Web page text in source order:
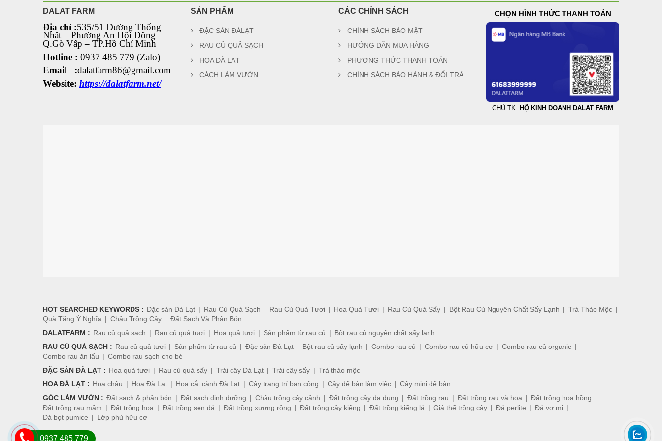
DALAT FARM
Địa chỉ :535/51 Đường Thống
Nhất – Phường An Hội Đông–
Q.Gò Vấp – TP.Hồ Chí Minh
Hotline : 0937 485 779 (Zalo)
Email :dalatfarm86@gmail.com
Website: https://dalatfarm.net/
SẢN PHẨM
ĐẶC SẢN ĐÀLẠT
RAU CỦ QUẢ SẠCH
HOA ĐÀ LẠT
CÁCH LÀM VƯỜN
CÁC CHÍNH SÁCH
CHÍNH SÁCH BẢO MẬT
HƯỚNG DẪN MUA HÀNG
PHƯƠNG THỨC THANH TOÁN
CHÍNH SÁCH BẢO HÀNH & ĐỔI TRẢ
CHỌN HÌNH THỨC THANH TOÁN
CHỦ TK: HỘ KINH DOANH DALAT FARM
HOT SEARCHED KEYWORDS : Đặc sản Đà Lạt Rau Củ Quả Sạch Rau Củ Quả Tươi Hoa Quả Tươi Rau Củ Quả Sấy Bột Rau Củ Nguyên Chất Sấy Lạnh
Trà Thảo Mộc
Quà Tặng Ý Nghĩa
Chậu Trồng Cây
Đất Sạch Và Phân Bón
DALATFARM : Rau củ quả sạch Rau củ quả tươi Hoa quả tươi Sản phẩm từ rau củ
Bột rau củ nguyên chất sấy lạnh
RAU CỦ QUẢ SẠCH : Rau củ quả tươi Sản phẩm từ rau củ Đặc sản Đà Lạt Bột rau củ sấy lạnh Combo rau củ Combo rau củ hữu cơ
Combo rau củ organic
Combo rau ăn lẩu
Combo rau sạch cho bé
ĐẶC SẢN ĐÀ LẠT : Hoa quả tươi Rau củ quả sấy Trái cây Đà Lạt Trái cây sấy
Trà thảo mộc
HOA ĐÀ LẠT : Hoa chậu Hoa Đà Lạt Hoa cắt cành Đà Lạt Cây trang trí ban công Cây để bàn làm việc
Cây mini để bàn
GÓC LÀM VƯỜN : Đất sạch & phân bón Đất sạch dinh dưỡng Chậu trồng cây cảnh Đất trồng cây đa dụng Đất trồng rau Đất trồng rau và hoa
Đất trồng hoa hồng
Đất trồng rau mầm
Đất trồng hoa Đất trồng sen đá Đất trồng xương rồng Đất trồng cây kiểng Đất trồng kiểng lá Giá thể trồng cây Đá perlite
Đá vơ mi
Đá bọt pumice
Lớp phủ hữu cơ
0937 485 779